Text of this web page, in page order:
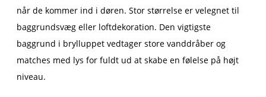
når de kommer ind i døren. Stor størrelse er velegnet til
baggrundsvæg eller loftdekoration. Den vigtigste
baggrund i brylluppet vedtager store vanddråber og
matches med lys for fuldt ud at skabe en følelse på højt
niveau.